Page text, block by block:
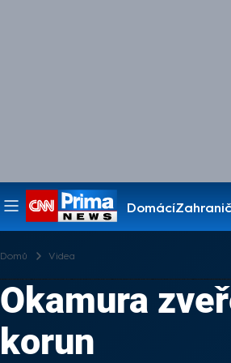
Domácí
Pořady
Domů Videa
Okamura
korun